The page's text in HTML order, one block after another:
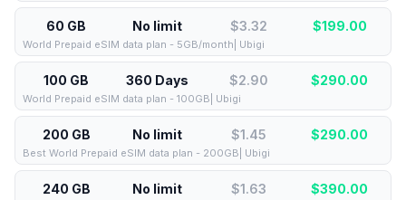
60 GB No limit $3.32 $199.00
World Prepaid eSIM data plan - 5GB/month| Ubigi
100 GB 360 Days $2.90 $290.00
World Prepaid eSIM data plan - 100GB| Ubigi
200 GB No limit $1.45 $290.00
Best World Prepaid eSIM data plan - 200GB| Ubigi
240 GB No limit $1.63 $390.00